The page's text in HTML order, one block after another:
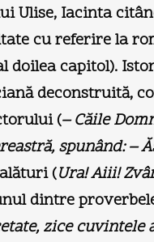
Ulise, Iacinta
cu referire la
doilea capitol).
deconstruită,
(– Căile
spunând: –
(Ura! Aiii!
dintre
zice cuvintele